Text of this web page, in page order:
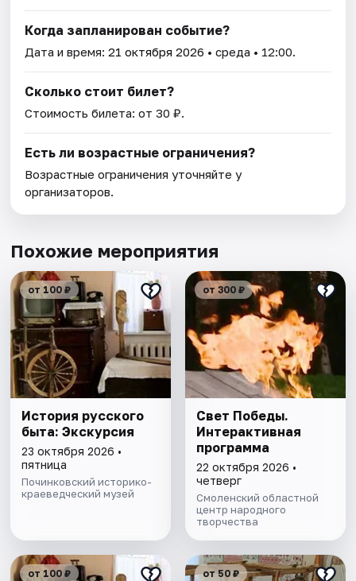
Когда запланирован событие?
Дата и время:21 октября 2026 • среда • 12:00.
Сколько стоит билет?
Стоимость билета: от 30 ₽.
Есть ли возрастные ограничения?
Возрастные ограничения уточняйте у
организаторов.
Похожие мероприятия
от 100 ₽
История русского
быта: Экскурсия
23 октября 2026 •
пятница
Починковский историко-
краеведческий музей
от 300 ₽
Свет Победы.
Интерактивная
программа
22 октября 2026 •
четверг
Смоленский областной
центр народного
творчества
от 100 ₽ от 50 ₽